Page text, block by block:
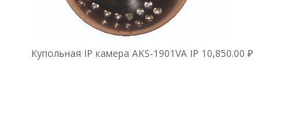
Купольная IP камера AKS-1901VA IP 10,850.00 ₽